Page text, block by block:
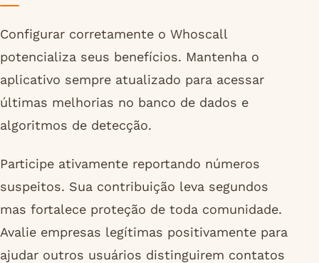
Configurar corretamente o Whoscall
potencializa seus benefícios. Mantenha o
aplicativo sempre atualizado para acessar
últimas melhorias no banco de dados e
algoritmos de detecção.
Participe ativamente reportando números
suspeitos. Sua contribuição leva segundos
mas fortalece proteção de toda comunidade.
Avalie empresas legítimas positivamente para
ajudar outros usuários distinguirem contatos